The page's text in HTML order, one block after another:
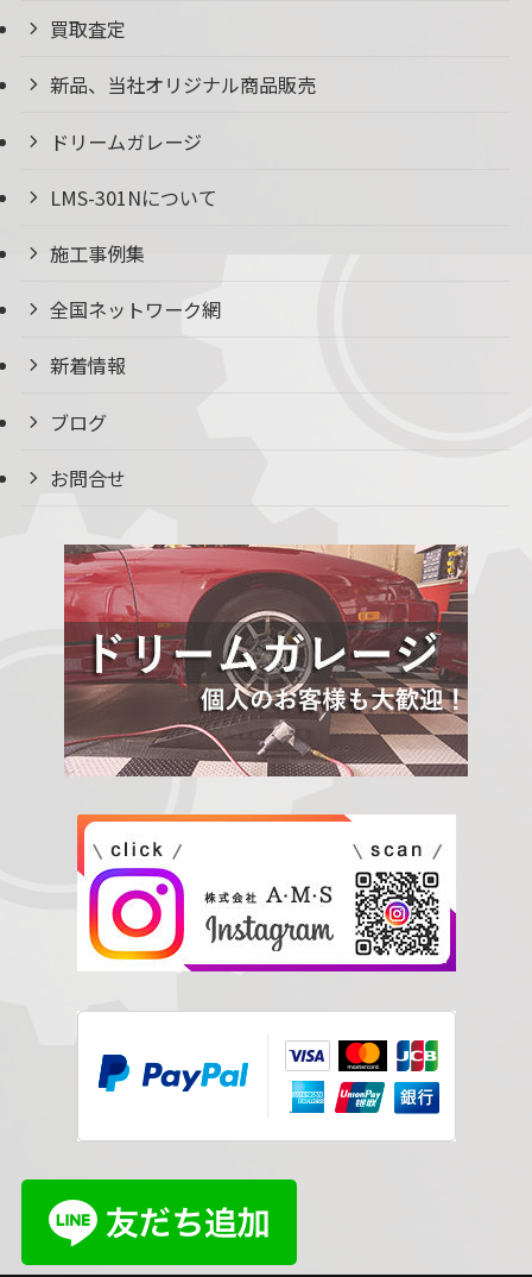
買取査定
新品、当社オリジナル商品販売
ドリームガレージ
LMS-301Nについて
施工事例集
全国ネットワーク網
新着情報
ブログ
お問合せ